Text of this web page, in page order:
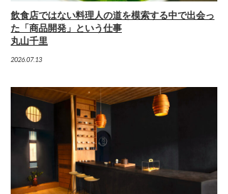
飲食店ではない料理人の道を模索する中で出会っ
た「商品開発」という仕事
丸山千里
2026.07.13